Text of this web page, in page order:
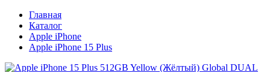
Главная
Каталог
Apple iPhone
Apple iPhone 15 Plus